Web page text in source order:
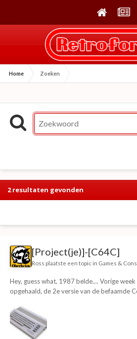
Home Zoeken
2 resultaten gevonden
[Project(je)]-[C64C]
Ross plaatste een topic in Games &
Hey, guess what, 1987 belde.... Vorige
opgehaald, de 2e versie van de befaamde
Mijn plan is als volgt: Revisie (alle
hedendaagse equivalenten) Upgraden,...